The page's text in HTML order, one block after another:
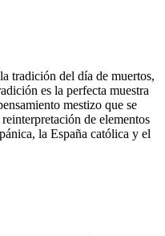
tradición del día de muertos,
es la perfecta muestra
mestizo que se
de elementos
la España católica y el